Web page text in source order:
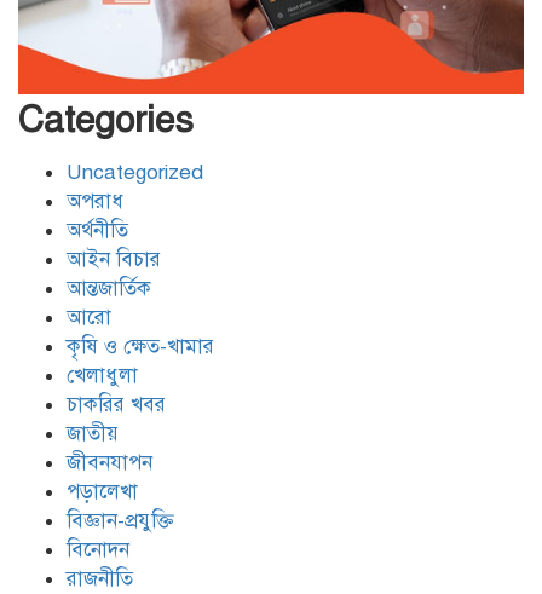
বেনাপোল চেকপোস্ট দিয়ে ভারতে
পাচার হওয়া ২০ নারী-শিশুকে ফেরত
Categories
Uncategorized
অপরাধ
অর্থনীতি
আইন বিচার
আন্তজার্তিক
আরো
কৃষি ও ক্ষেত-খামার
খেলাধুলা
চাকরির খবর
জাতীয়
জীবনযাপন
পড়ালেখা
বিজ্ঞান-প্রযুক্তি
বিনোদন
রাজনীতি